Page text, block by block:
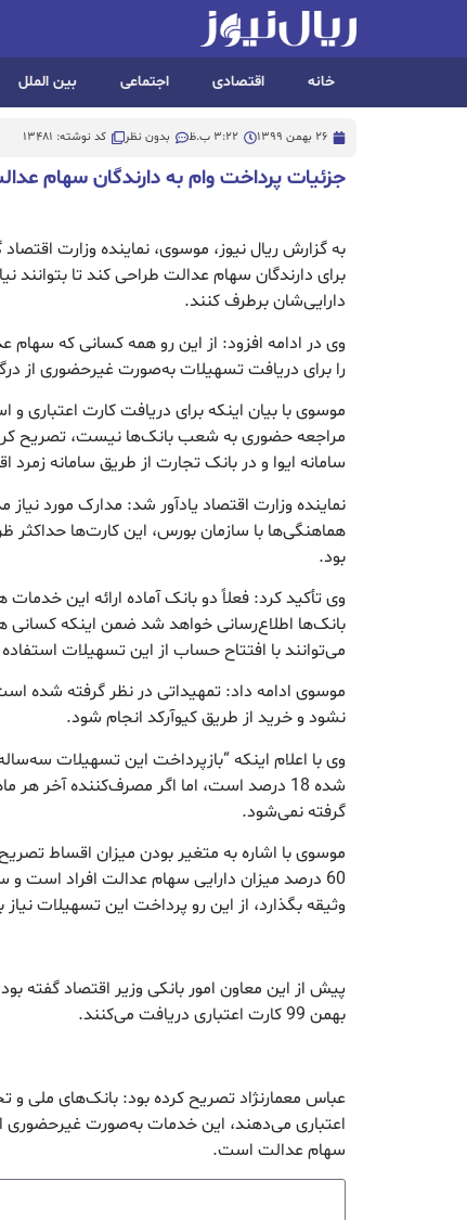
خانه اقتصادی اجتماعی بین الملل
26 بهمن 1399 3:22 ب.ظ بدون نظر کد نوشته: 13481
جزئیات پرداخت وام به دارندگان سهام
به گزارش ریال نیوز، موسوی، نماینده وزارت
برای دارندگان سهام عدالت طراحی کند تا بتوانند
دارایی‌شان برطرف کنند.
وی در ادامه افزود: از این رو همه کسانی که سهام
را برای دریافت تسهیلات به‌صورت غیرحضوری از
موسوی با بیان اینکه برای دریافت کارت اعتباری و
مراجعه حضوری به شعب بانک‌ها نیست، تصریح
سامانه ایوا و در بانک تجارت از طریق سامانه زمرد
نماینده وزارت اقتصاد یادآور شد: مدارک مورد
هماهنگی‌ها با سازمان بورس، این کارت‌ها
بود.
وی تأکید کرد: فعلاً دو بانک آماده ارائه این
بانک‌ها اطلاع‌رسانی خواهد شد ضمن اینکه کسانی
می‌توانند با افتتاح حساب از این تسهیلات
موسوی ادامه داد: تمهیداتی در نظر گرفته شده
نشود و خرید از طریق کیوآرکد انجام شود.
وی با اعلام اینکه “بازپرداخت این تسهیلات
شده 18 درصد است، اما اگر مصرف‌کننده آخر
گرفته نمی‌شود.
60 درصد میزان دارایی سهام عدالت افراد است و
وثیقه بگذارد، از این رو پرداخت این تسهیلات
بهمن 99 کارت اعتباری دریافت می‌کنند.
عباس معمارنژاد تصریح کرده بود: بانک‌های ملی
سهام عدالت است.